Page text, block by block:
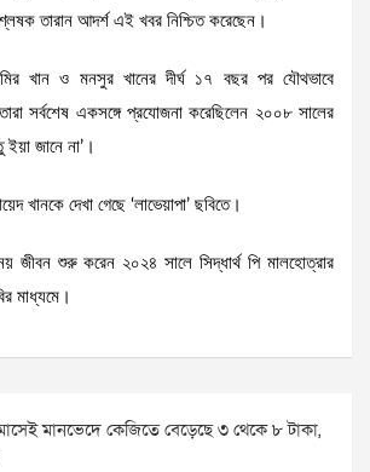
তারান আদর্শ এই খবর নিশ্চিত করেছেন।
খান ও মনসুর খানের দীর্ঘ ১৭ বছর পর যৌথভাবে
সর্বশেষ একসঙ্গে প্রযোজনা করেছিলেন ২০০৮ সালের
ইয়া জানে না’।
খানকে দেখা গেছে ‘লাভেয়াপা’ ছবিতে।
জীবন শুরু করেন ২০২৪ সালে সিদ্ধার্থ পি মালহোত্রার
মাধ্যমে।
মানভেদে কেজিতে বেড়েছে ৩ থেকে ৮ টাকা,